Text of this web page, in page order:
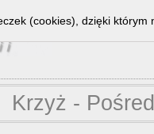
Krzyż -
(cookies), dzięki którym